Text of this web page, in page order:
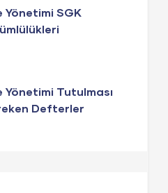
Yönetimi SGK
Yönetimi Tutulması
Defterler